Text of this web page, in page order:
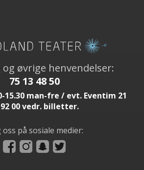
øvrige henvendelser:
75 13 48 50
15.30 man-fre / evt. Eventim 21
92 00 vedr. billetter.
oss på sosiale medier: